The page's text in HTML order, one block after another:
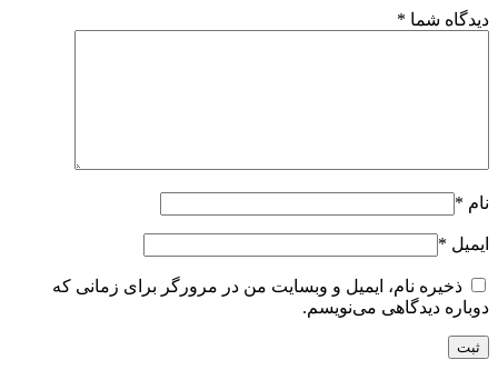
دیدگاه شما *
نام *
ایمیل *
ذخیره نام، ایمیل و وبسایت من در مرورگر برای زمانی که
دوباره دیدگاهی می‌نویسم.